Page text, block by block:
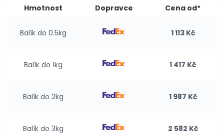
Hmotnost Dopravce Cena od*
Balík do 0.5kg 1 113 Kč
Balík do 1kg 1 417 Kč
Balík do 2kg 1 987 Kč
Balík do 3kg 2 582 Kč